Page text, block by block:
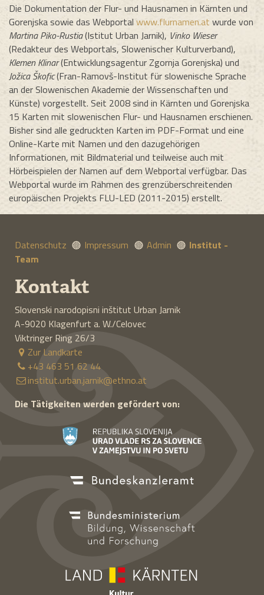
Die Dokumentation der Flur- und Hausnamen in Kärnten und
Gorenjska sowie das Webportal www.flurnamen.at wurde von
Martina Piko-Rustia(Istitut Urban Jarnik), Vinko Wieser
(Redakteur des Webportals, Slowenischer Kulturverband),
Klemen Klinar(Entwicklungsagentur Zgornja Gorenjska) und
Jožica Škofic(Fran-Ramovš-Institut für slowenische Sprache
an der Slowenischen Akademie der Wissenschaften und
Künste) vorgestellt. Seit 2008 sind in Kärnten und Gorenjska
15 Karten mit slowenischen Flur- und Hausnamen erschienen.
Bisher sind alle gedruckten Karten im PDF-Format und eine
Online-Karte mit Namen und den dazugehörigen
Informationen, mit Bildmaterial und teilweise auch mit
Hörbeispielen der Namen auf dem Webportal verfügbar. Das
Webportal wurde im Rahmen des grenzüberschreitenden
europäischen Projekts FLU-LED (2011-2015) erstellt.
Datenschutz Impressum Admin
Institut -
Team
Kontakt
Slovenski narodopisni inštitut Urban Jarnik
A-9020 Klagenfurt a. W./Celovec
Viktringer Ring 26/3
Zur Landkarte
+43 463 51 62 44
institut.urban.jarnik@ethno.at
Die Tätigkeiten werden gefördert von: